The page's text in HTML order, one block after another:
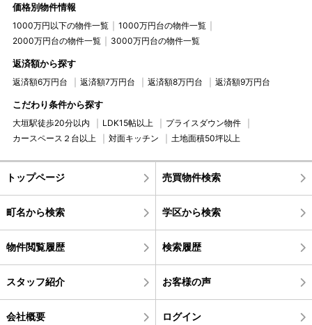
価格別物件情報
1000万円以下の物件一覧
1000万円台の物件一覧
2000万円台の物件一覧
3000万円台の物件一覧
返済額から探す
返済額6万円台 返済額7万円台 返済額8万円台 返済額9万円台
こだわり条件から探す
大垣駅徒歩20分以内 LDK15帖以上
プライスダウン物件
カースペース２台以上
対面キッチン 土地面積50坪以上
トップページ 売買物件検索
町名から検索 学区から検索
物件閲覧履歴 検索履歴
スタッフ紹介 お客様の声
会社概要 ログイン